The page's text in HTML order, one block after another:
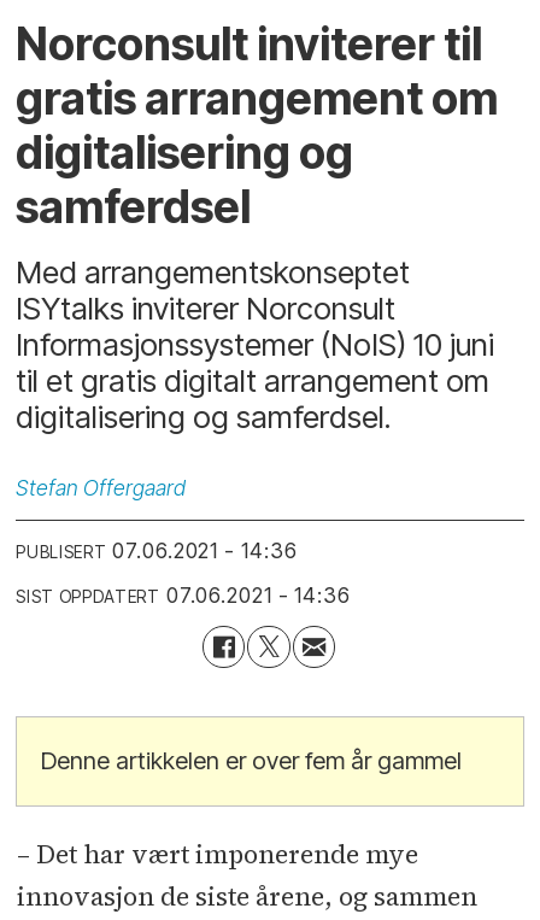
Norconsult inviterer til
gratis arrangement om
digitalisering og
samferdsel
Med arrangementskonseptet
ISYtalks inviterer Norconsult
Informasjonssystemer (NoIS) 10 juni
til et gratis digitalt arrangement om
digitalisering og samferdsel.
Stefan Offergaard
PUBLISERT 07.06.2021 - 14:36
SIST OPPDATERT 07.06.2021 - 14:36
Denne artikkelen er over fem år gammel
– Det har vært imponerende mye
innovasjon de siste årene, og sammen